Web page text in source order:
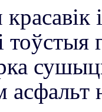
тоўстыя
асфальт